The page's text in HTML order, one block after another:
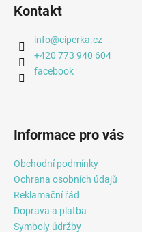
Kontakt
info@ciperka.cz
+420 773 940 604
facebook
Informace pro vás
Obchodní podmínky
Ochrana osobních údajů
Reklamační řád
Doprava a platba
Symboly údržby